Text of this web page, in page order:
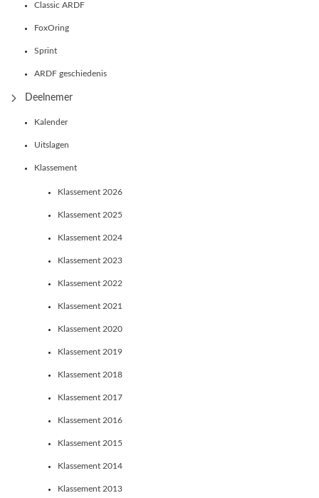
Classic ARDF
FoxOring
Sprint
ARDF geschiedenis
Deelnemer
Kalender
Uitslagen
Klassement
Klassement 2026
Klassement 2025
Klassement 2024
Klassement 2023
Klassement 2022
Klassement 2021
Klassement 2020
Klassement 2019
Klassement 2018
Klassement 2017
Klassement 2016
Klassement 2015
Klassement 2014
Klassement 2013